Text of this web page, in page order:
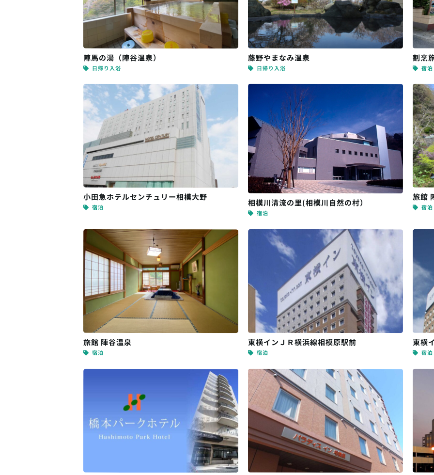
陣馬の湯（陣谷温泉）
日帰り入浴
藤野やまなみ温泉
日帰り入浴
割烹
宿泊
小田急ホテルセンチュリー相模大野
宿泊 相模川清流の里(相模川自然の村）
宿泊
旅館
宿泊
旅館 陣谷温泉
宿泊
東横インＪＲ横浜線相模原駅前
宿泊
東横
宿泊